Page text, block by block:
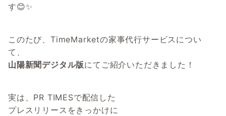
す😊✨
このたび、TimeMarketの家事代行サービスについ
て、
山陽新聞デジタル版にてご紹介いただきました！
実は、PR TIMESで配信した
プレスリリースをきっかけに